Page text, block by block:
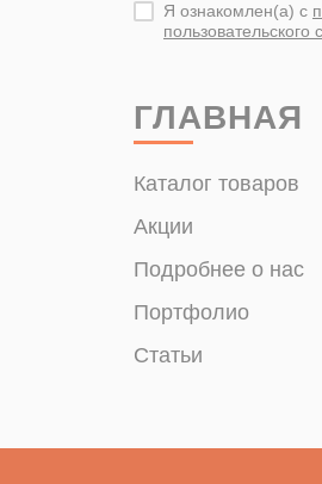
Я ознакомлен(а) с
пользовательского
ГЛАВНАЯ
Каталог товаров
Акции
Подробнее о нас
Портфолио
Статьи